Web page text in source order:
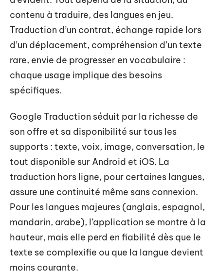
contenu à traduire, des langues en jeu.
Traduction d’un contrat, échange rapide lors
d’un déplacement, compréhension d’un texte
rare, envie de progresser en vocabulaire :
chaque usage implique des besoins
spécifiques.
Google Traduction séduit par la richesse de
son offre et sa disponibilité sur tous les
supports : texte, voix, image, conversation, le
tout disponible sur Android et iOS. La
traduction hors ligne, pour certaines langues,
assure une continuité même sans connexion.
Pour les langues majeures (anglais, espagnol,
mandarin, arabe), l’application se montre à la
hauteur, mais elle perd en fiabilité dès que le
texte se complexifie ou que la langue devient
moins courante.